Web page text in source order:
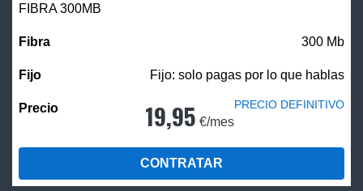
FIBRA 300MB
300 Mb
Fijo: solo pagas por lo que hablas
19,95 €/mes
PRECIO DEFINITIVO
CONTRATAR